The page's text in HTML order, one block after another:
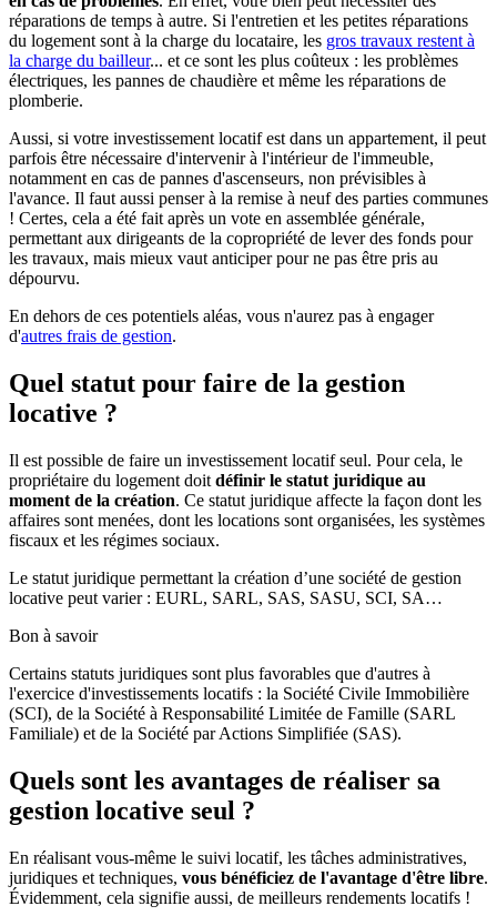
réparations de temps à autre. Si l'entretien et les petites réparations
du logement sont à la charge du locataire, les gros travaux restent à
la charge du bailleur... et ce sont les plus coûteux : les problèmes
électriques, les pannes de chaudière et même les réparations de
plomberie.
Aussi, si votre investissement locatif est dans un appartement, il peut
parfois être nécessaire d'intervenir à l'intérieur de l'immeuble,
notamment en cas de pannes d'ascenseurs, non prévisibles à
l'avance. Il faut aussi penser à la remise à neuf des parties communes
! Certes, cela a été fait après un vote en assemblée générale,
permettant aux dirigeants de la copropriété de lever des fonds pour
les travaux, mais mieux vaut anticiper pour ne pas être pris au
dépourvu.
En dehors de ces potentiels aléas, vous n'aurez pas à engager
d'autres frais de gestion.
Quel statut pour faire de la gestion
locative ?
Il est possible de faire un investissement locatif seul. Pour cela, le
propriétaire du logement doit définir le statut juridique au
moment de la création. Ce statut juridique affecte la façon dont les
affaires sont menées, dont les locations sont organisées, les systèmes
fiscaux et les régimes sociaux.
Le statut juridique permettant la création d’une société de gestion
locative peut varier : EURL, SARL, SAS, SASU, SCI, SA…
Bon à savoir
Certains statuts juridiques sont plus favorables que d'autres à
l'exercice d'investissements locatifs : la Société Civile Immobilière
(SCI), de la Société à Responsabilité Limitée de Famille (SARL
Familiale) et de la Société par Actions Simplifiée (SAS).
Quels sont les avantages de réaliser sa
gestion locative seul ?
En réalisant vous-même le suivi locatif, les tâches administratives,
juridiques et techniques, vous bénéficiez de l'avantage d'être libre.
Évidemment, cela signifie aussi, de meilleurs rendements locatifs !